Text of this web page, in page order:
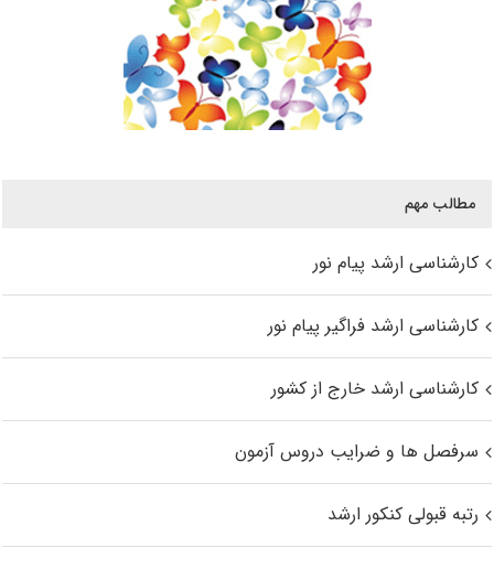
مطالب مهم
کارشناسی ارشد پیام نور
کارشناسی ارشد فراگیر پیام نور
کارشناسی ارشد خارج از کشور
سرفصل ها و ضرایب دروس آزمون
رتبه قبولی کنکور ارشد